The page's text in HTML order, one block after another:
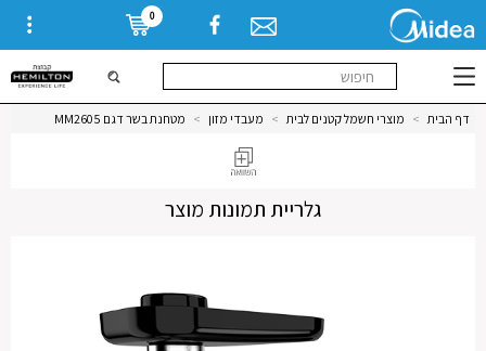
0
דף הבית > מוצרי חשמל קטנים לבית > מעבדי מזון > מטחנת בשר דגם MM2605
גלריית תמונות מוצר